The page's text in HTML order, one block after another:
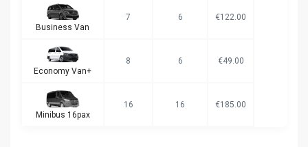
Business Van
7 6 €122.00
Economy Van+
8 6 €49.00
Minibus 16pax
16 16 €185.00